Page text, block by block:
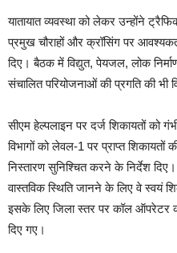
यातायात व्यवस्था को लेकर उन्होंने
प्रमुख चौराहों और क्रॉसिंग पर
दिए। बैठक में विद्युत, पेयजल, लोक
संचालित परियोजनाओं की प्रगति की भी
सीएम हेल्पलाइन पर दर्ज शिकायतों को
विभागों को लेवल-1 पर प्राप्त शिकायतों
निस्तारण सुनिश्चित करने के निर्देश
वास्तविक स्थिति जानने के लिए वे स्वयं
इसके लिए जिला स्तर पर कॉल ऑपरेटर
दिए गए।